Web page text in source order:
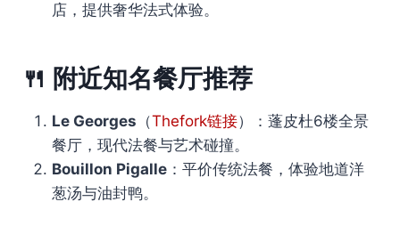
店，提供奢华法式体验。
🍴 附近知名餐厅推荐
Le Georges （Thefork链接）：蓬皮杜6楼全景
餐厅，现代法餐与艺术碰撞。
Bouillon Pigalle ：平价传统法餐，体验地道洋
葱汤与油封鸭。